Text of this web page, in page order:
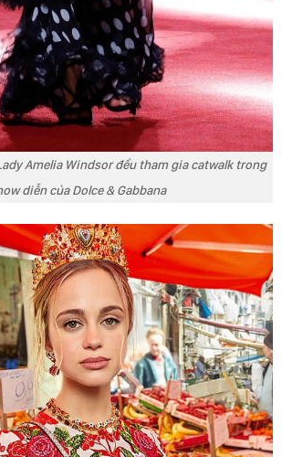
Amelia Windsor đều tham gia catwalk trong
diễn của Dolce & Gabbana